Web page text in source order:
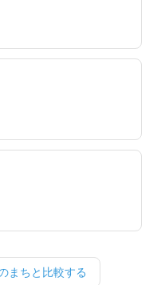
まちと比較する